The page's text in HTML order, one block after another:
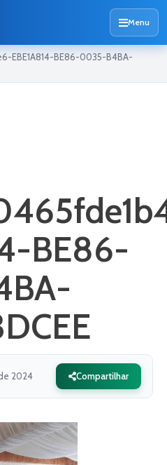
Menu
EBE1A814-BE86-0035-B4BA-
BE86-
2024 Compartilhar